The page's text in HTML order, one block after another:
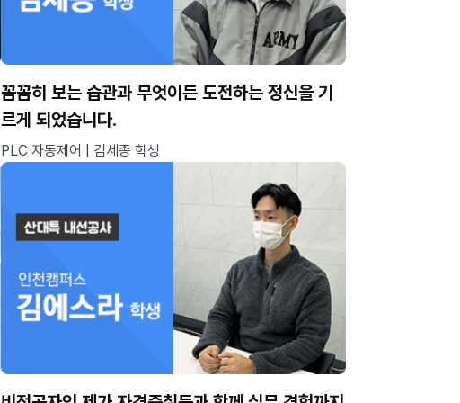
꼼꼼히 보는 습관과 무엇이든 도전하는 정신을 기
르게 되었습니다.
PLC 자동제어 | 김세종 학생